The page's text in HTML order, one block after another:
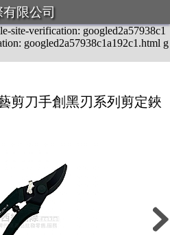
verification: google6b78c41448e99d
site-verification: googled2a57938c1
googled2a57938c1a192c1.html g
限公司
剪刀手創黑刃系列剪定鋏